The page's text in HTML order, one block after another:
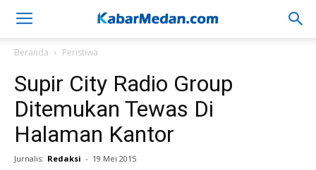
Beranda Peristiwa
Supir City Radio Group
Ditemukan Tewas Di
Halaman Kantor
Jurnalis: Redaksi - 19 Mei 2015